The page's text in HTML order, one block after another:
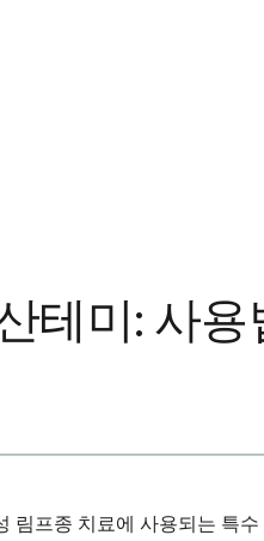
테미: 사용
프종 치료에 사용되는 특